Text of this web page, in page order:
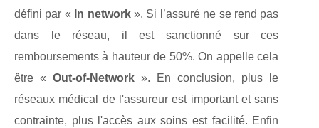
défini par « In network ». Si l’assuré ne se rend pas
dans le réseau, il est sanctionné sur ces
remboursements à hauteur de 50%. On appelle cela
être «Out-of-Network ». En conclusion, plus le
réseaux médical de l'assureur est important et sans
contrainte, plus l'accès aux soins est facilité. Enfin